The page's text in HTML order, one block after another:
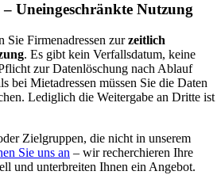
Uneingeschränkte Nutzung
Sie Firmenadressen zur zeitlich
. Es gibt kein Verfallsdatum, keine
zur Datenlöschung nach Ablauf
bei Mietadressen müssen Sie die Daten
Lediglich die Weitergabe an Dritte ist
Zielgruppen, die nicht in unserem
Sie uns an – wir recherchieren Ihre
und unterbreiten Ihnen ein Angebot.